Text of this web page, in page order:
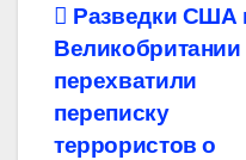
по
записям
Разведки США
Великобритании
перехватили
переписку
террористов о